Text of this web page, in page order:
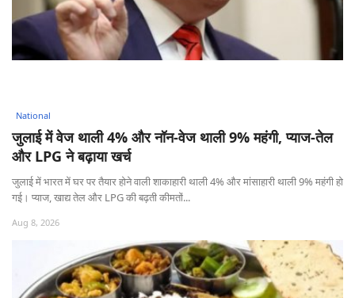
जुलाई में वेज थाली 4% और नॉन-वेज थाली 9% महंगी, प्याज-तेल
और LPG ने बढ़ाया खर्च
जुलाई में भारत में घर पर तैयार होने वाली शाकाहारी थाली 4% और मांसाहारी थाली 9% महंगी हो
गई। प्याज, खाद्य तेल और LPG की बढ़ती कीमतों...
Aug 8, 2026
National